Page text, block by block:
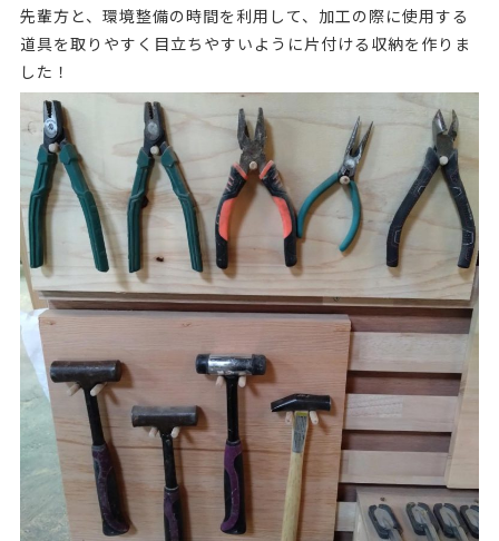
先輩方と、環境整備の時間を利用して、加工の際に使用する
道具を取りやすく目立ちやすいように片付ける収納を作りま
した！